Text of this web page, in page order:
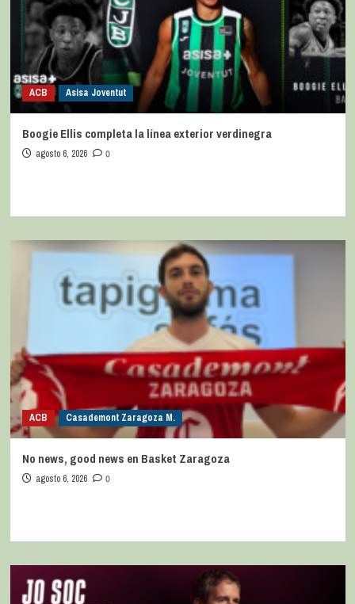
ACB Asisa Joventut
Boogie Ellis completa la línea exterior verdinegra
agosto 6, 2026 0
ACB Casademont Zaragoza M.
No news, good news en Basket Zaragoza
agosto 6, 2026 0